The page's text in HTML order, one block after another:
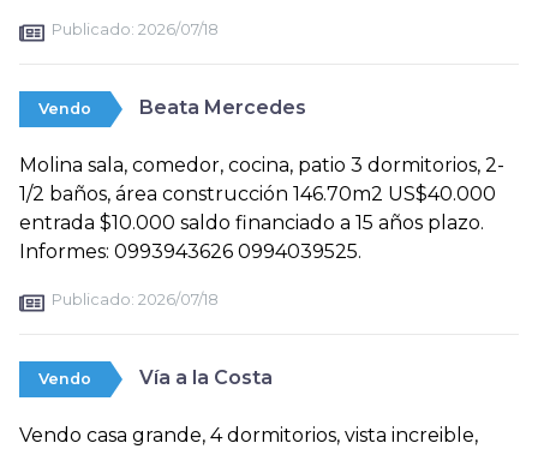
Publicado: 2026/07/18
Vendo Beata Mercedes
Molina sala, comedor, cocina, patio 3 dormitorios, 2-
1/2 baños, área construcción 146.70m2 US$40.000
entrada $10.000 saldo financiado a 15 años plazo.
Informes: 0993943626 0994039525.
Publicado: 2026/07/18
Vendo Vía a la Costa
Vendo casa grande, 4 dormitorios, vista increible,